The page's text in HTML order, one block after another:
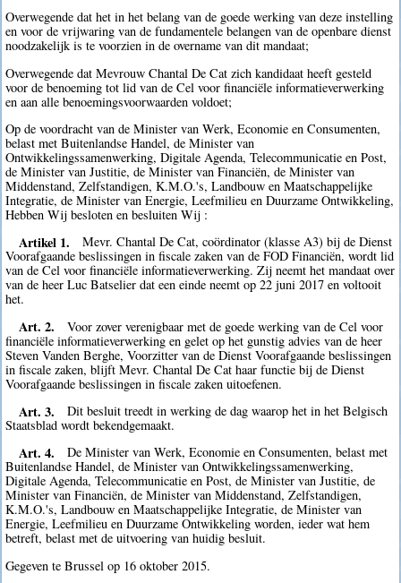
Overwegende dat het in het belang van de goede werking van deze instelling
en voor de vrijwaring van de fundamentele belangen van de openbare dienst
noodzakelijk is te voorzien in de overname van dit mandaat;
Overwegende dat Mevrouw Chantal De Cat zich kandidaat heeft gesteld
voor de benoeming tot lid van de Cel voor financiële informatieverwerking
en aan alle benoemingsvoorwaarden voldoet;
Op de voordracht van de Minister van Werk, Economie en Consumenten,
belast met Buitenlandse Handel, de Minister van
Ontwikkelingssamenwerking, Digitale Agenda, Telecommunicatie en Post,
de Minister van Justitie, de Minister van Financiën, de Minister van
Middenstand, Zelfstandigen, K.M.O.'s, Landbouw en Maatschappelijke
Integratie, de Minister van Energie, Leefmilieu en Duurzame Ontwikkeling,
Hebben Wij besloten en besluiten Wij :
Artikel 1.
Mevr. Chantal De Cat, coördinator (klasse A3) bij de Dienst
Voorafgaande beslissingen in fiscale zaken van de FOD Financiën, wordt lid
van de Cel voor financiële informatieverwerking. Zij neemt het mandaat over
van de heer Luc Batselier dat een einde neemt op 22 juni 2017 en voltooit
het.
Art. 2.
Voor zover verenigbaar met de goede werking van de Cel voor
financiële informatieverwerking en gelet op het gunstig advies van de heer
Steven Vanden Berghe, Voorzitter van de Dienst Voorafgaande beslissingen
in fiscale zaken, blijft Mevr. Chantal De Cat haar functie bij de Dienst
Voorafgaande beslissingen in fiscale zaken uitoefenen.
Art. 3.
Dit besluit treedt in werking de dag waarop het in het Belgisch
Staatsblad wordt bekendgemaakt.
Art. 4.
De Minister van Werk, Economie en Consumenten, belast met
Buitenlandse Handel, de Minister van Ontwikkelingssamenwerking,
Digitale Agenda, Telecommunicatie en Post, de Minister van Justitie, de
Minister van Financiën, de Minister van Middenstand, Zelfstandigen,
K.M.O.'s, Landbouw en Maatschappelijke Integratie, de Minister van
Energie, Leefmilieu en Duurzame Ontwikkeling worden, ieder wat hem
betreft, belast met de uitvoering van huidig besluit.
Gegeven te Brussel op 16 oktober 2015.